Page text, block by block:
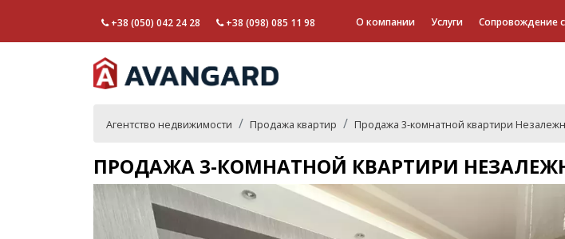
+38 (050) 042 24 28 +38 (098) 085 11 98 О компании Услуги Сопровождение
Агентство недвижимости Продажа квартир Продажа 3-комнатной квартири
ПРОДАЖА 3-КОМНАТНОЙ КВАРТИРИ